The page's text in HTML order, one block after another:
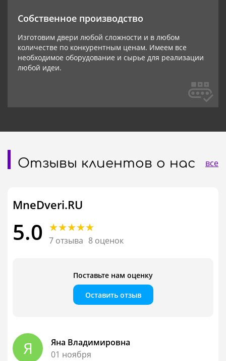
Собственное производство
Изготовим двери любой сложности и в любом
количестве по конкурентным ценам. Имеем все
необходимое оборудование и сырье для реализации
любой идеи.
Отзывы клиентов о нас все
MneDveri.RU
5.0 7 отзыва 8 оценок
Поставьте нам оценку
Оставить отзыв
Я
Яна Владимировна
01 ноября